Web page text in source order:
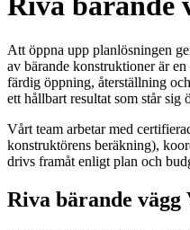
Att öppna upp planlösningen
av bärande konstruktioner är
färdig öppning, återställning
ett hållbart resultat som står sig
Vårt team arbetar med
konstruktörens beräkning),
drivs framåt enligt plan och
Riva bärande